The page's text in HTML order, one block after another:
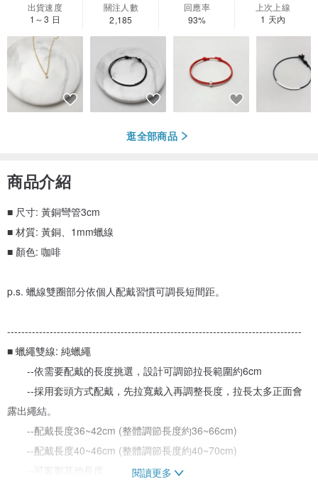
出貨速度
1～3 日
關注人數
2,185
回應率
93%
上次上線
1 天內
逛全部商品
商品介紹
■ 尺寸: 黃銅彎管3cm
■ 材質: 黃銅、1mm蠟線
■ 顏色: 咖啡
p.s. 蠟線雙圈部分依個人配戴習慣可調長短間距。
-----------------------------------------------------------------------------------
■ 蠟繩雙線: 純蠟繩
--依需要配戴的長度挑選，設計可調節拉長範圍約6cm
--採用套頭方式配戴，先拉寬戴入再調整長度，拉長太多正面會
露出繩結。
--配戴長度36~42cm (整體調節長度約36~66cm)
--配戴長度40~46cm (整體調節長度約40~70cm)
--可客製其他長度
閱讀更多